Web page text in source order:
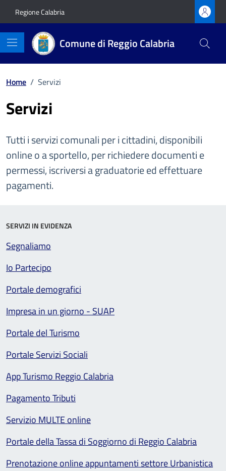
Regione Calabria
Comune di Reggio Calabria
Home / Servizi
Servizi
Tutti i servizi comunali per i cittadini, disponibili
online o a sportello, per richiedere documenti e
permessi, iscriversi a graduatorie ed effettuare
pagamenti.
SERVIZI IN EVIDENZA
Segnaliamo
Io Partecipo
Portale demografici
Impresa in un giorno - SUAP
Portale del Turismo
Portale Servizi Sociali
App Turismo Reggio Calabria
Pagamento Tributi
Servizio MULTE online
Portale della Tassa di Soggiorno di Reggio Calabria
Prenotazione online appuntamenti settore Urbanistica